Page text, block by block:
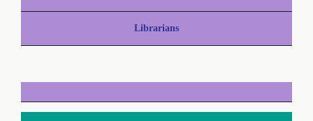
Librarians